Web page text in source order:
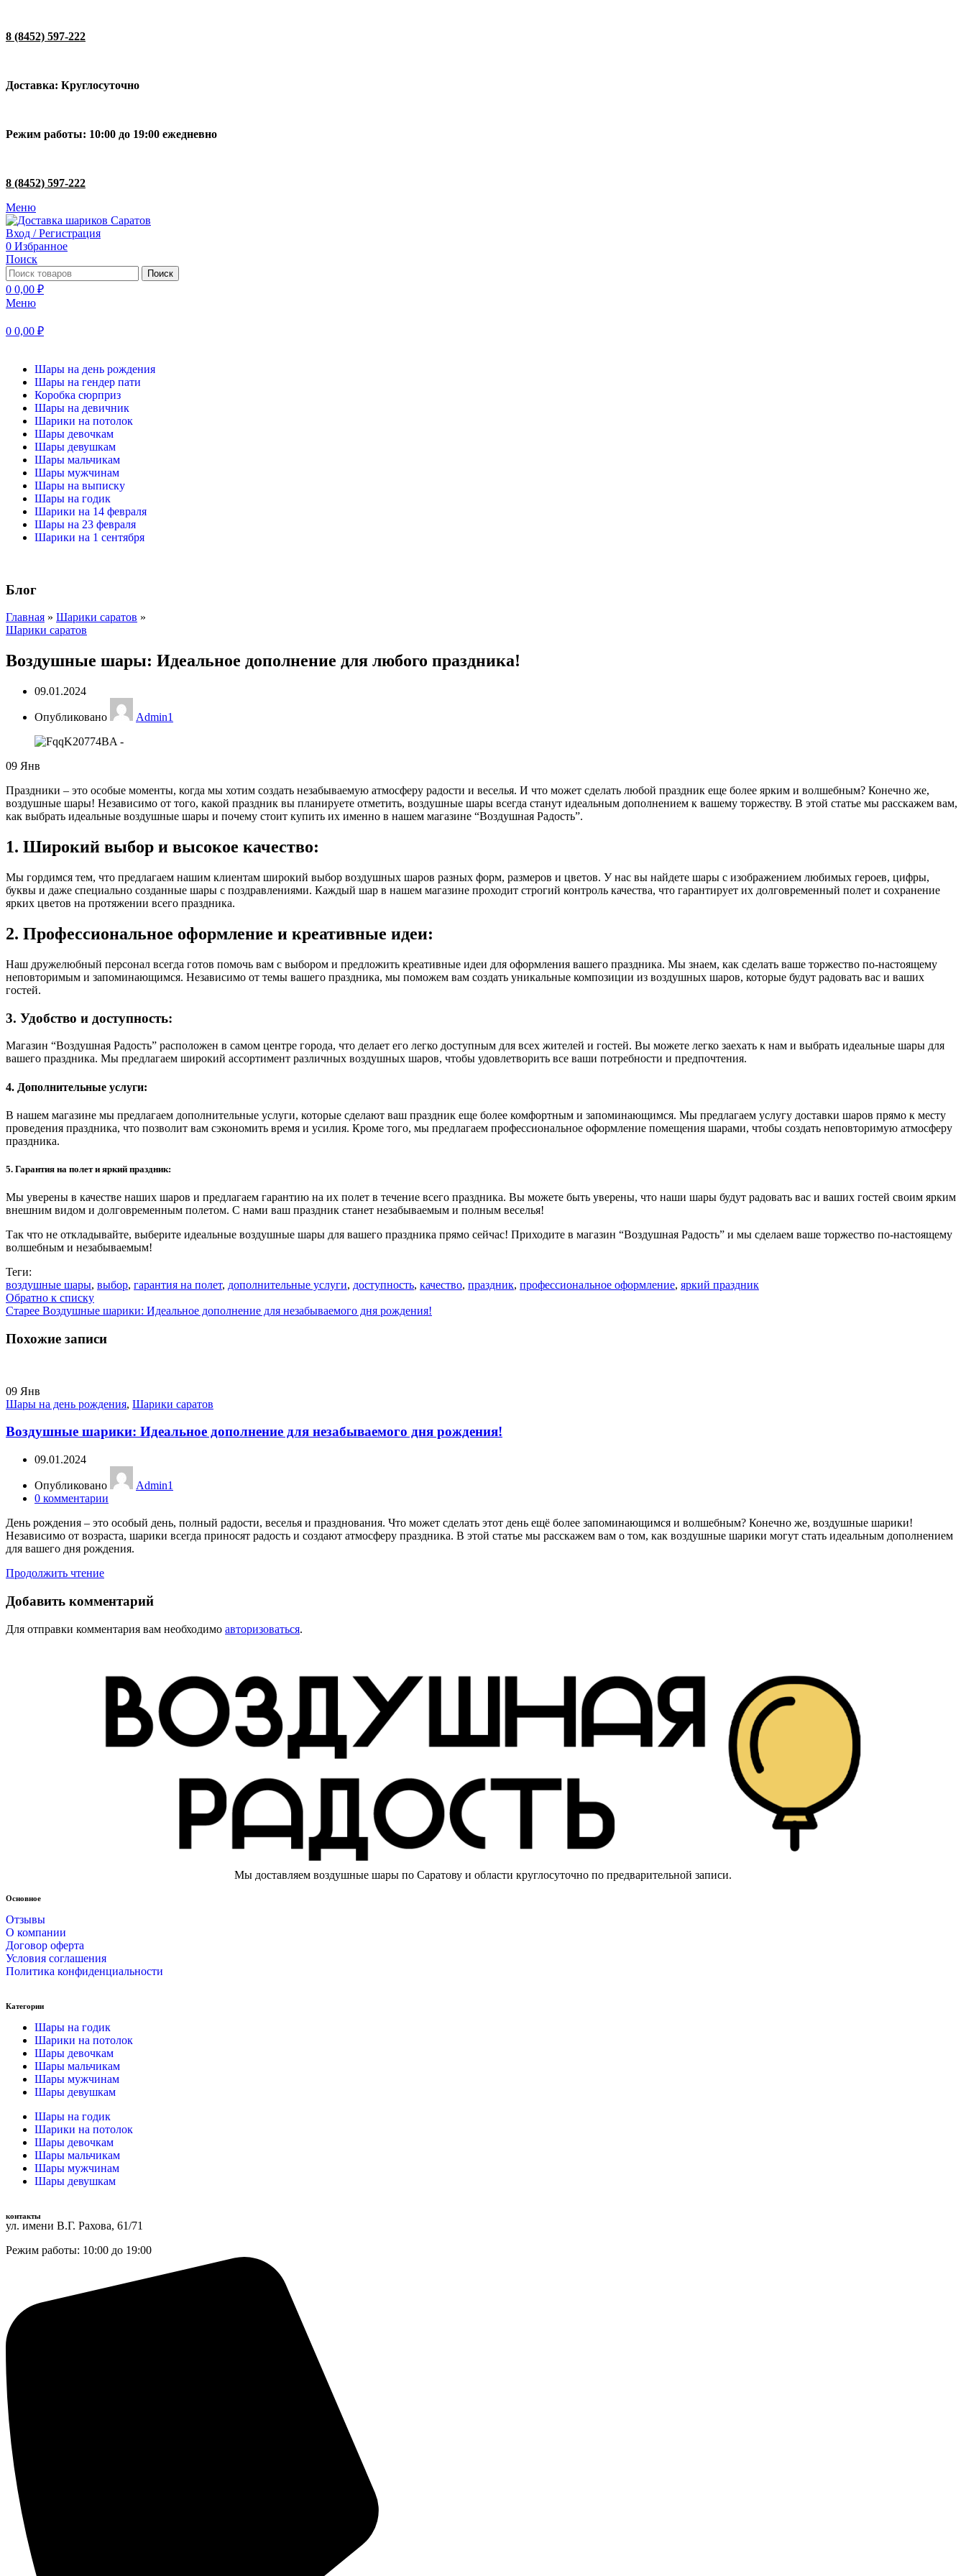
8 (8452) 597-222
Доставка: Круглосуточно
Режим работы: 10:00 до 19:00 ежедневно
8 (8452) 597-222
Меню
Вход / Регистрация
0 Избранное
Поиск
Поиск
0 0,00 ₽
Меню
0 0,00 ₽
Шары на день рождения
Шары на гендер пати
Коробка сюрприз
Шары на девичник
Шарики на потолок
Шары девочкам
Шары девушкам
Шары мальчикам
Шары мужчинам
Шары на выписку
Шары на годик
Шарики на 14 февраля
Шары на 23 февраля
Шарики на 1 сентября
Блог
Главная » Шарики саратов »
Шарики саратов
Воздушные шары: Идеальное дополнение для любого праздника!
09.01.2024
Опубликовано Admin1
09 Янв
Праздники – это особые моменты, когда мы хотим создать незабываемую атмосферу радости и веселья. И что может сделать любой праздник еще более ярким и волшебным? Конечно же,
воздушные шары! Независимо от того, какой праздник вы планируете отметить, воздушные шары всегда станут идеальным дополнением к вашему торжеству. В этой статье мы расскажем вам,
как выбрать идеальные воздушные шары и почему стоит купить их именно в нашем магазине “Воздушная Радость”.
1. Широкий выбор и высокое качество:
Мы гордимся тем, что предлагаем нашим клиентам широкий выбор воздушных шаров разных форм, размеров и цветов. У нас вы найдете шары с изображением любимых героев, цифры,
буквы и даже специально созданные шары с поздравлениями. Каждый шар в нашем магазине проходит строгий контроль качества, что гарантирует их долговременный полет и сохранение
ярких цветов на протяжении всего праздника.
2. Профессиональное оформление и креативные идеи:
Наш дружелюбный персонал всегда готов помочь вам с выбором и предложить креативные идеи для оформления вашего праздника. Мы знаем, как сделать ваше торжество по-настоящему
неповторимым и запоминающимся. Независимо от темы вашего праздника, мы поможем вам создать уникальные композиции из воздушных шаров, которые будут радовать вас и ваших
гостей.
3. Удобство и доступность:
Магазин “Воздушная Радость” расположен в самом центре города, что делает его легко доступным для всех жителей и гостей. Вы можете легко заехать к нам и выбрать идеальные шары для
вашего праздника. Мы предлагаем широкий ассортимент различных воздушных шаров, чтобы удовлетворить все ваши потребности и предпочтения.
4. Дополнительные услуги:
В нашем магазине мы предлагаем дополнительные услуги, которые сделают ваш праздник еще более комфортным и запоминающимся. Мы предлагаем услугу доставки шаров прямо к месту
проведения праздника, что позволит вам сэкономить время и усилия. Кроме того, мы предлагаем профессиональное оформление помещения шарами, чтобы создать неповторимую атмосферу
праздника.
5. Гарантия на полет и яркий праздник:
Мы уверены в качестве наших шаров и предлагаем гарантию на их полет в течение всего праздника. Вы можете быть уверены, что наши шары будут радовать вас и ваших гостей своим ярким
внешним видом и долговременным полетом. С нами ваш праздник станет незабываемым и полным веселья!
Так что не откладывайте, выберите идеальные воздушные шары для вашего праздника прямо сейчас! Приходите в магазин “Воздушная Радость” и мы сделаем ваше торжество по-настоящему
волшебным и незабываемым!
Теги:
воздушные шары, выбор, гарантия на полет, дополнительные услуги, доступность, качество, праздник, профессиональное оформление, яркий праздник
Обратно к списку
Старее Воздушные шарики: Идеальное дополнение для незабываемого дня рождения!
Похожие записи
09 Янв
Шары на день рождения, Шарики саратов
Воздушные шарики: Идеальное дополнение для незабываемого дня рождения!
09.01.2024
Опубликовано
Admin1
0 комментарии
День рождения – это особый день, полный радости, веселья и празднования. Что может сделать этот день ещё более запоминающимся и волшебным? Конечно же, воздушные шарики!
Независимо от возраста, шарики всегда приносят радость и создают атмосферу праздника. В этой статье мы расскажем вам о том, как воздушные шарики могут стать идеальным дополнением
для вашего дня рождения.
Продолжить чтение
Добавить комментарий
Для отправки комментария вам необходимо авторизоваться.
Мы доставляем воздушные шары по Саратову и области круглосуточно по предварительной записи.
Основное
Отзывы
О компании
Договор оферта
Условия соглашения
Политика конфиденциальности
Категории
Шары на годик
Шарики на потолок
Шары девочкам
Шары мальчикам
Шары мужчинам
Шары девушкам
Шары на годик
Шарики на потолок
Шары девочкам
Шары мальчикам
Шары мужчинам
Шары девушкам
контакты
ул. имени В.Г. Рахова, 61/71
Режим работы: 10:00 до 19:00